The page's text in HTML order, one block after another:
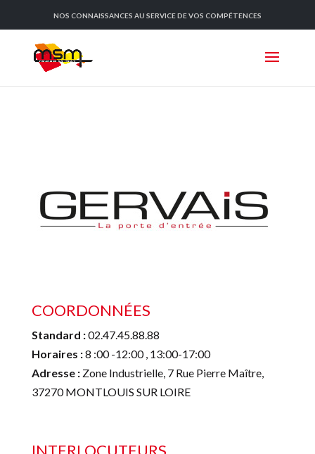
NOS CONNAISSANCES AU SERVICE DE VOS COMPÉTENCES
COORDONNÉES
Standard :02.47.45.88.88
Horaires :8 :00 -12:00 , 13:00-17:00
Adresse :Zone Industrielle, 7 Rue Pierre Maître,
37270 MONTLOUIS SUR LOIRE
INTERLOCUTEURS